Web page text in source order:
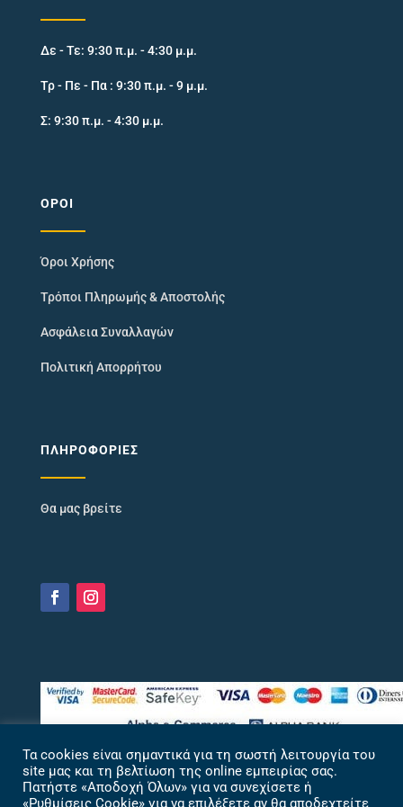
Δε - Τε: 9:30 π.μ. - 4:30 μ.μ.
Τρ - Πε - Πα : 9:30 π.μ. - 9 μ.μ.
Σ: 9:30 π.μ. - 4:30 μ.μ.
ΌΡΟΙ
Όροι Χρήσης
Τρόποι Πληρωμής & Αποστολής
Ασφάλεια Συναλλαγών
Πολιτική Απορρήτου
ΠΛΗΡΟΦΟΡΊΕΣ
Θα μας βρείτε
Τα cookies είναι σημαντικά για τη σωστή λειτουργία του
site μας και τη βελτίωση της online εμπειρίας σας.
Πατήστε «Αποδοχή Όλων» για να συνεχίσετε ή
«Ρυθμίσεις Cookie» για να επιλέξετε αν θα αποδεχτείτε